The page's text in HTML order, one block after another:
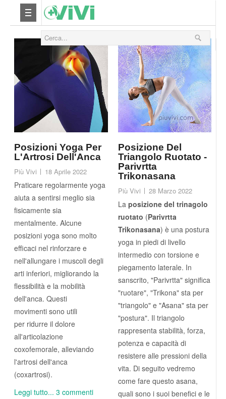
Yoga
Salute
Bellezza
Fitness
Relax
Posizioni Yoga Per
L'Artrosi Dell'Anca
Più Vivi 18 Aprile 2022
Praticare regolarmente yoga
aiuta a sentirsi meglio sia
fisicamente sia
mentalmente. Alcune
posizioni yoga sono molto
efficaci nel rinforzare e
nell'allungare i muscoli degli
arti inferiori, migliorando la
flessibilità e la mobilità
dell'anca. Questi
movimenti sono utili
per ridurre il dolore
all'articolazione
coxofemorale, alleviando
l'artrosi dell'anca
(coxartrosi).
Leggi tutto... 3 commenti
Posizione Del
Triangolo Ruotato -
Parivrtta
Trikonasana
Più Vivi 28 Marzo 2022
La posizione del trinagolo
ruotato (Parivrtta
Trikonasana) è una postura
yoga in piedi di livello
intermedio con torsione e
piegamento laterale. In
sanscrito, "Parivrtta" significa
"ruotare", "Trikona" sta per
"triangolo" e "Asana" sta per
"postura". Il triangolo
rappresenta stabilità, forza,
potenza e capacità di
resistere alle pressioni della
vita. Di seguito vedremo
come fare questo asana,
quali sono i suoi benefici e le